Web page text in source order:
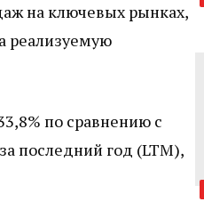
на ключевых рынках,
реализуемую
по сравнению с
последний год (LTM),